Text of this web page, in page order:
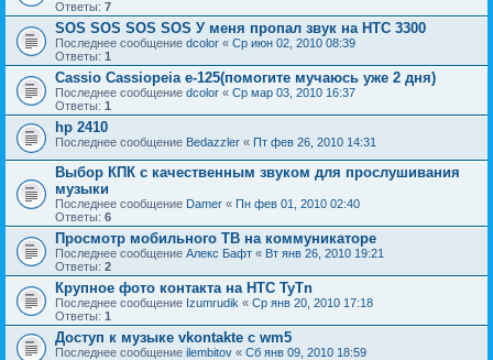
Ответы: 7
SOS SOS SOS SOS У меня пропал звук на HTC 3300
Последнее сообщение dcolor « Ср июн 02, 2010 08:39
Ответы: 1
Cassio Cassiopeia e-125(помогите мучаюсь уже 2 дня)
Последнее сообщение dcolor « Ср мар 03, 2010 16:37
Ответы: 1
hp 2410
Последнее сообщение Bedazzler « Пт фев 26, 2010 14:31
Выбор КПК с качественным звуком для прослушивания
музыки
Последнее сообщение Damer « Пн фев 01, 2010 02:40
Ответы: 6
Просмотр мобильного ТВ на коммуникаторе
Последнее сообщение Алекс Бафт « Вт янв 26, 2010 19:21
Ответы: 2
Крупное фото контакта на HTC TyTn
Последнее сообщение Izumrudik « Ср янв 20, 2010 17:18
Ответы: 1
Доступ к музыке vkontakte с wm5
Последнее сообщение ilembitov « Сб янв 09, 2010 18:59